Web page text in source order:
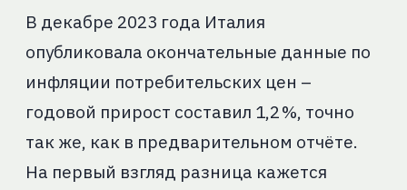
В декабре 2023 года Италия
опубликовала окончательные данные по
инфляции потребительских цен –
годовой прирост составил 1,2 %, точно
так же, как в предварительном отчёте.
На первый взгляд разница кажется